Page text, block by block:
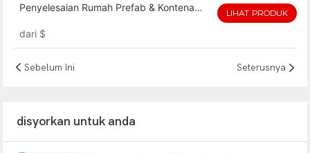
Penyelesaian Rumah Prefab & Kontena
MINYAK & GAS"
dari $
LIHAT PRODUK
Sebelum Ini Seterusnya
disyorkan untuk anda